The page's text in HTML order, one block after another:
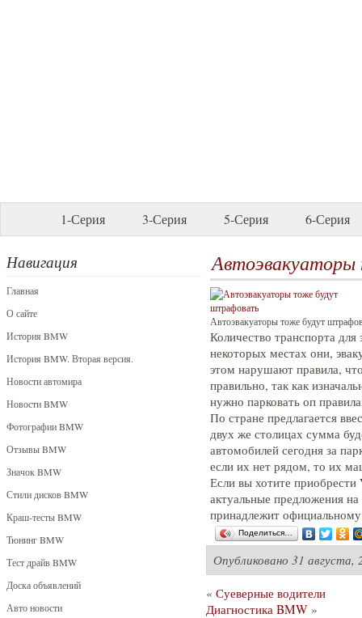
1-Серия 3-Серия 5-Серия 6-Серия
Навигация
Главная
О сайте
История BMW
История BMW. Вторая версия.
Новости автомира
Новости BMW
Фотографии BMW
Отзывы BMW
Значок BMW
Стили дисков BMW
Краш-тесты BMW
Тюнинг BMW
Тест драйв BMW
Доска объявлений
Авто новости
Автоэвакуаторы тоже будут
Количество транспорта
некоторых местах они,
этом нарушают правила,
правильно, так как
нужно парковать оп
По стране предлагается
двух же столицах сумма
автомобилей сегодня за
если их нет рядом, то их
Если вы хотите приобрести
актуальные предложения
принадлежит
Поделиться…
Опубликовано 31 августа,
« Суеверные водители
Диагностика BMW »